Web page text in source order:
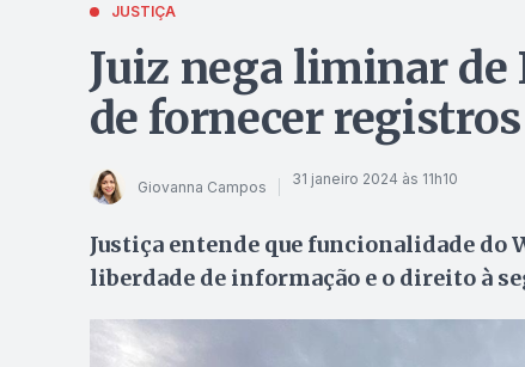
JUSTIÇA
Juiz nega liminar
de fornecer
Giovanna Campos 31 janeiro 2024 às 11h10
Justiça entende que funcionalidade do
liberdade de informação e o direito à